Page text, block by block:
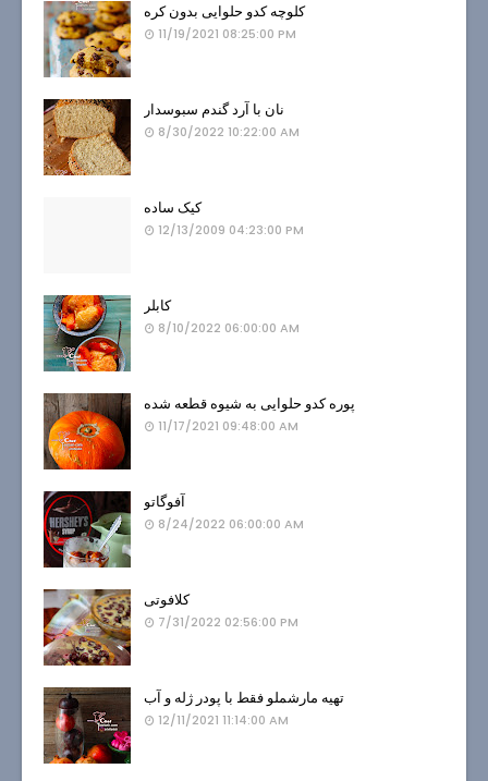
کلوچه کدو حلوایی بدون کره
11/19/2021 08:25:00 PM
نان با آرد گندم سبوسدار
8/30/2022 10:22:00 AM
کیک ساده
12/13/2009 04:23:00 PM
کابلر
8/10/2022 06:00:00 AM
پوره کدو حلوایی به شیوه قطعه شده
11/17/2021 09:48:00 AM
آفوگاتو
8/24/2022 06:00:00 AM
کلافوتی
7/31/2022 02:56:00 PM
تهیه مارشملو فقط با پودر ژله و آب
12/11/2021 11:14:00 AM